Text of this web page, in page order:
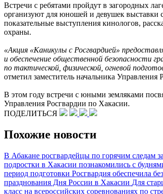
Встречи с ребятами пройдут в загородных
организуют для юношей и девушек выставки
показательные выступления кинологов,
охраны.
«Акция «Каникулы с Росгвардией»
и обеспечение общественной безопасности
по тактической, физической, огневой
отметил заместитель начальника
В этом году встречи с юными земляками
Управления Росгвардии по Хакасии.
ПОДЕЛИТЬСЯ
Похожие новости
В Абакане росгвардейцы по горячим следам
подростки в Хакасии познакомились с
период подготовки Росгвардия обеспечила
празднования Дня России в Хакасии Для
класс на всероссийских соревнованиях по